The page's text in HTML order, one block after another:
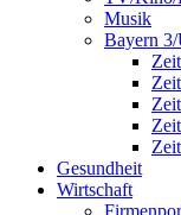
Musik
Bayern 3/
Gesundheit
Wirtschaft